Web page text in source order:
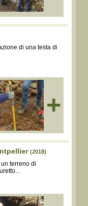
di una testa di
+
(2018)
terreno di